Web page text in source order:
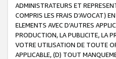
ADMINISTRATEURS ET
COMPRIS LES FRAIS D’AVOCAT)
ELEMENTS AVEC D’AUTRES
PRODUCTION, LA PUBLICITE, LA
VOTRE UTILISATION DE TOUTE
APPLICABLE, (D) TOUT